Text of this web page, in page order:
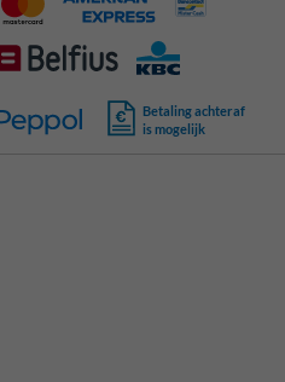
Betaling achteraf
is mogelijk